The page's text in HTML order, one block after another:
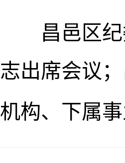
昌邑区
志出席会议；
机构、 下属